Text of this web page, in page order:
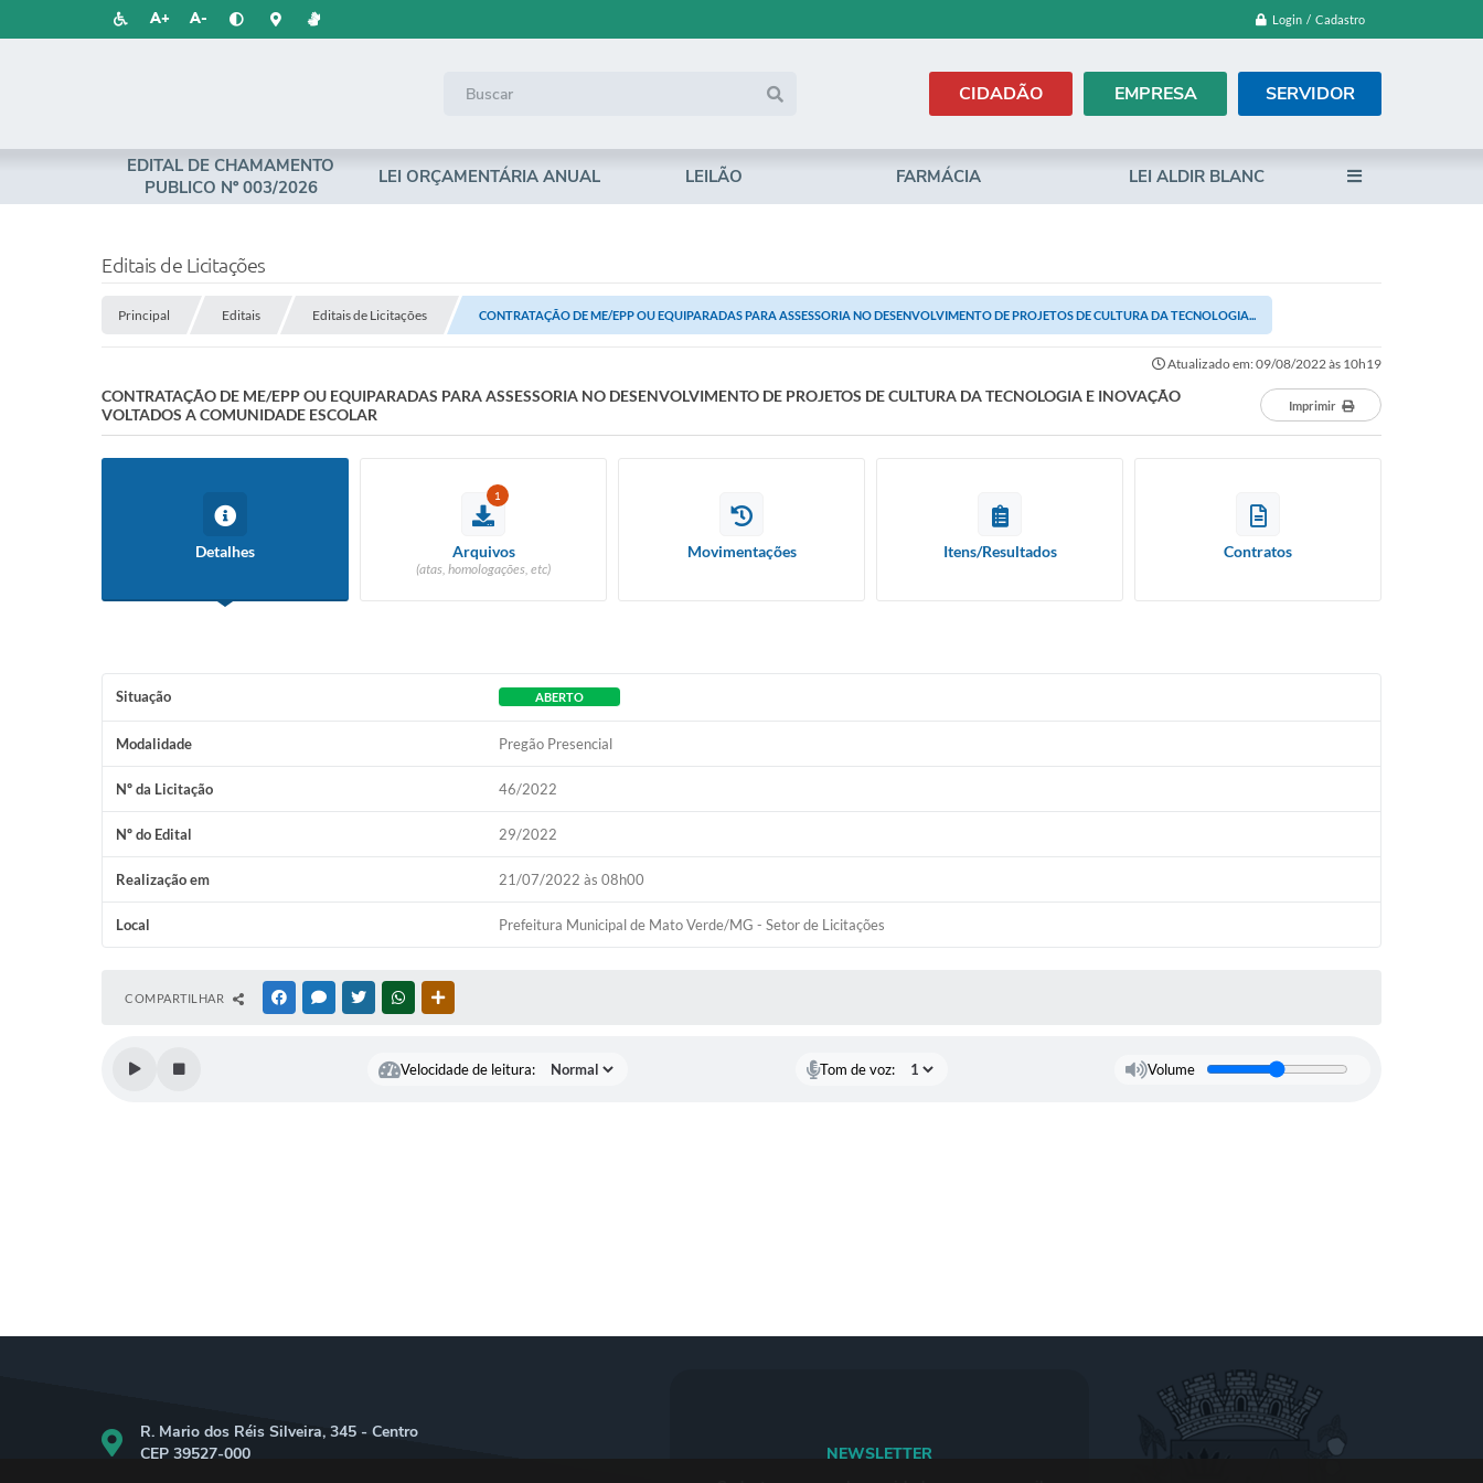
Login / Cadastro
A+ A-
CIDADÃO EMPRESA SERVIDOR
EDITAL DE CHAMAMENTO
PUBLICO Nº 003/2026
LEI ORÇAMENTÁRIA ANUAL LEILÃO FARMÁCIA LEI ALDIR BLANC
Editais de Licitações
Principal Editais Editais de Licitações CONTRATAÇÃO DE ME/EPP OU EQUIPARADAS PARA ASSESSORIA NO DESENVOLVIMENTO DE PROJETOS DE CULTURA DA TECNOLOGIA...
Atualizado em: 09/08/2022 às 10h19
CONTRATAÇÃO DE ME/EPP OU EQUIPARADAS PARA ASSESSORIA NO DESENVOLVIMENTO DE PROJETOS DE CULTURA DA TECNOLOGIA E INOVAÇÃO
VOLTADOS A COMUNIDADE ESCOLAR
Imprimir
Detalhes
1
Arquivos
(atas, homologações, etc)
Movimentações Itens/Resultados Contratos
Situação ABERTO
Modalidade Pregão Presencial
Nº da Licitação 46/2022
Nº do Edital 29/2022
Realização em 21/07/2022 às 08h00
Local Prefeitura Municipal de Mato Verde/MG - Setor de Licitações
COMPARTILHAR FACEBOOKMESSENGER
TWITTERWHATSAPP
Velocidade de leitura: Tom de voz: Volume
R. Mario dos Réis Silveira, 345 - Centro
CEP 39527-000
NEWSLETTER